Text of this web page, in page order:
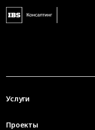
Услуги
Проекты